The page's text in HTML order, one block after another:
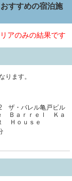
すすめの宿泊施
アのみの結果です
ります。
ザ・バレル亀戸ビル
Ｂａｒｒｅｌ Ｋａ
Ｈｏｕｓｅ